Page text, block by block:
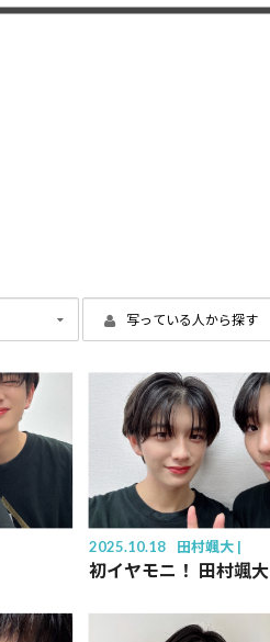
2025.10.18 田村颯大
初イヤモニ！ 田村颯大